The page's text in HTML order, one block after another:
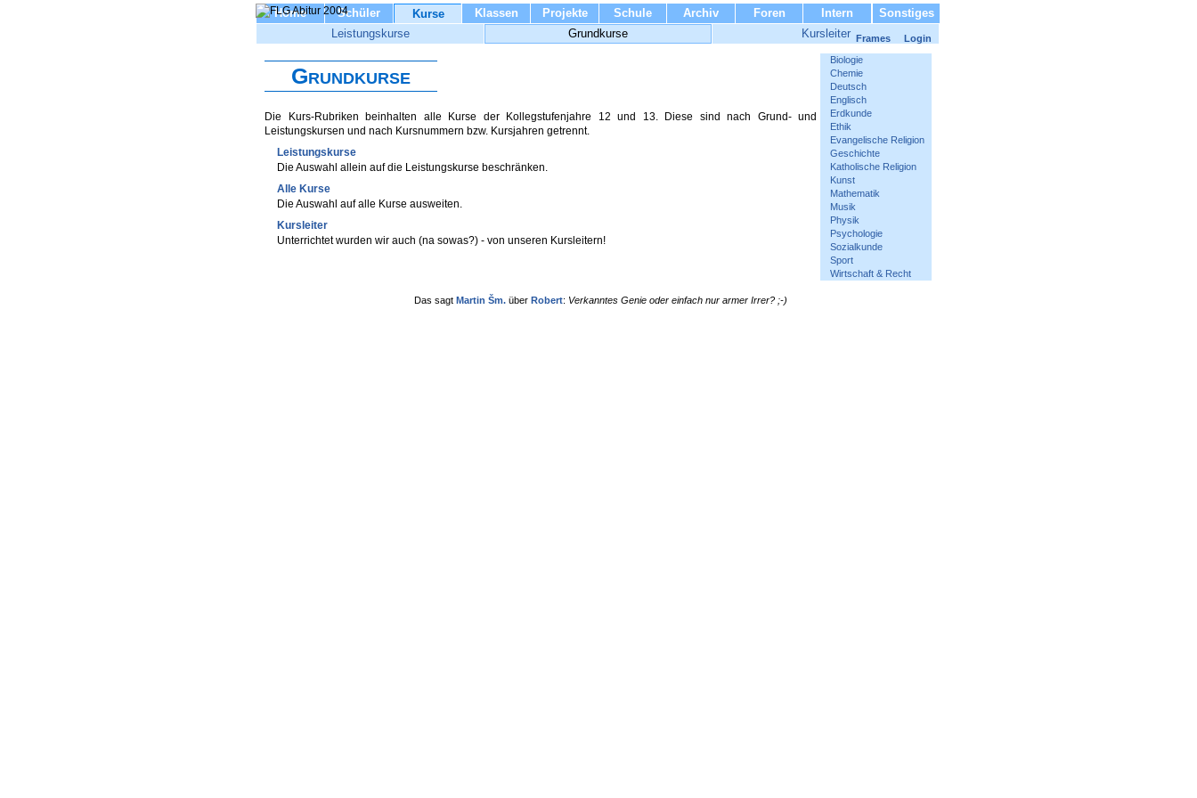
Frames Login
Home Schüler Kurse Klassen Projekte Schule Archiv Foren Intern
Sonstiges
Leistungskurse
Grundkurse Kursleiter
Biologie
Chemie
Deutsch
Englisch
Erdkunde
Ethik
Evangelische Religion
Geschichte
Katholische Religion
Kunst
Mathematik
Musik
Physik
Psychologie
Sozialkunde
Sport
Wirtschaft & Recht
Grundkurse
Die Kurs-Rubriken beinhalten alle Kurse der Kollegstufenjahre 12 und 13. Diese sind nach Grund- und
Leistungskursen und nach Kursnummern bzw. Kursjahren getrennt.
Leistungskurse
Die Auswahl allein auf die Leistungskurse beschränken.
Alle Kurse
Die Auswahl auf alle Kurse ausweiten.
Kursleiter
Unterrichtet wurden wir auch (na sowas?) - von unseren Kursleitern!
Das sagt Martin Šm.über Robert: Verkanntes Genie oder einfach nur armer Irrer? ;-)